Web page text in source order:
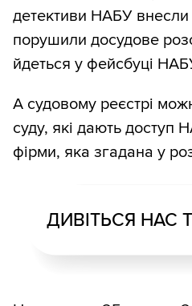
детективи НАБУ внесли
порушили досудове
йдеться у фейсбуці
А судовому реєстрі
суду, які дають доступ
фірми, яка згадана у
ДИВІТЬСЯ НАС